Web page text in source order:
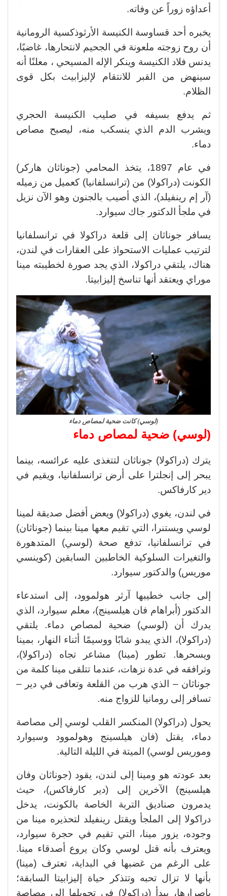
أعداؤه زوراً عن وفاته.
يخبره أحد قساوسة الكنيسة الأرثوذكسية الرومانية
أن روح زوجته ملعونة في الجحيم لانتحارها، غاضبًا،
يدنس فلاد الكنيسة وينكر الإله المسيحي ، معلنًا أنه
سينهض من القبر للانتقام لإليزابيث بكل قوى
الظلام.
ثم يدفع بسيفه في صليب الكنيسة الحجري
ويشرب الدم الذي ينسكب منه، ليصبح مصاص
دماء.
في عام 1897، يتخذ المحامي (جوناثان هاركر)
الكونت (دراكولا) من (ترانسلفانيا) كعميل من زميله
(آر إم رينفيلد)، الذي أصيب بالجنون وهو الآن نزيل
في ملجأ الدكتور جاك سيوارد.
يسافر جوناثان إلى قلعة دراكولا في ترانسلفانيا
لترتيب عمليات الاستحواذ على العقارات في لندن،
هناك، يلتقي دراكولا، الذي يجد صورة لخطيبته مينا
موراي ويعتقد أنها تناسخ إليزابيتا.
(لوسي) كانت ضحية لمصاص دماء
(لوسي) ضحية لمصاص دماء
يترك (دراكولا) جوناثان لتتغذى عليه عرائسه، بينما
يبحر إلى إنجلترا على أرض ترانسلفانيا، ويقيم في
دير كارفاكس.
في لندن، يغوي (دراكولا) ويعض أفضل صديقة لمينا
لوسي ويستنرا، التي تقيم معها مينا بينما (جوناثان)
في ترانسلفانيا، تدفع صحة (لوسي) المتدهورة
والتغيرات السلوكية الخاطبين السابقين (كوينسي
موريس) والدكتور سيوارد.
إلى جانب خطيبها آرثر هولموود، إلى استدعاء
الدكتور (أبراهام فان هيلسينج)، معلم سيوارد، الذي
يدرك أن (لوسي) ضحية لمصاص دماء. يلتقي
(دراكولا)، الذي يبدو شابًا ووسيمًا أثناء النهار، بمينا
ويسحرها. تطور (مينا) مشاعر تجاه (دراكولا)،
وترافقه في عدة نزهات، عندما تتلقى مينا كلمة من
جوناثان – الذي هرب من القلعة وتعافى في دير –
تسافر إلى رومانيا للزواج منه.
يحول (دراكولا) المنكسر القلب لوسي إلى مصاصة
دماء، يقتل (فان هيلسينج وهولموود وسيوارد
وموريس لوسي) الميتة في الليلة التالية.
بعد عودته هو ومينا إلى لندن، يقود (جوناثان وفان
هيلسينج) الآخرين إلى (دير كارفاكس)، حيث
يدمرون صناديق التربة الخاصة بالكونت، يدخل
دراكولا إلى الملجأ ويقتل رينفيلد لتحذيره مينا من
وجوده، يزور مينا، التي تقيم في حجرة سيوارد،
ويعترف بأنه قتل لوسي وكان يروع أصدقاء مينا.
على الرغم من غضبها في البداية، تعترف (مينا)
بأنها لا تزال تحبه وتتذكر حياة إليزابيتا السابقة؛
بإصرارها، يبدأ (دراكولا) في تحويلها إلى مصاصة